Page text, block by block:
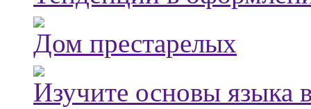
Дом престарелых
Изучите основы языка